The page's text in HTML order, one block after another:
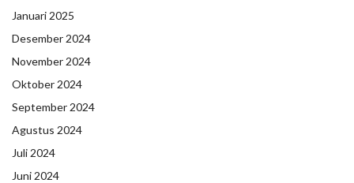
Januari 2025
Desember 2024
November 2024
Oktober 2024
September 2024
Agustus 2024
Juli 2024
Juni 2024